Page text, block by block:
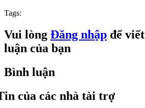
Tags:
Vui lòng Đăng nhập để
luận của bạn
Bình luận
của các nhà tài trợ